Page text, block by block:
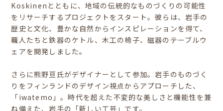
Koskinenとともに、地域の伝統的なものづくりの可能性
をリサーチするプロジェクトをスタート。彼らは、岩手の
歴史と文化、豊かな自然からインスピレーションを得て、
職人たちと鉄器のケトル、木工の椅子、磁器のテーブルウ
ェアを開発しました。
さらに熊野亘氏がデザイナーとして参加。岩手のものづく
りをフィンランドのデザイン視点からアプローチした、
「iwatemo」。時代を超えた不変的な美しさと機能性を兼
ね備えた、岩手の「新しい工芸」です。